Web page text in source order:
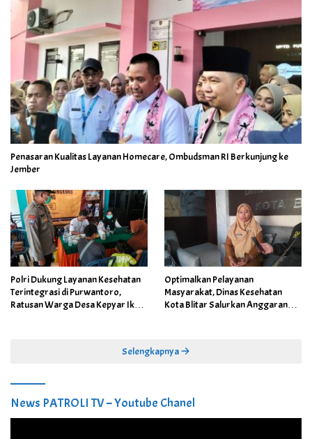
Penasaran Kualitas Layanan Homecare, Ombudsman RI Berkunjung ke
Jember
Polri Dukung Layanan Kesehatan
Terintegrasi di Purwantoro,
Ratusan Warga Desa Kepyar Ikuti
Optimalkan Pelayanan
Masyarakat, Dinas Kesehatan
Kota Blitar Salurkan Anggaran
Selengkapnya
News PATROLI TV – Youtube Chanel